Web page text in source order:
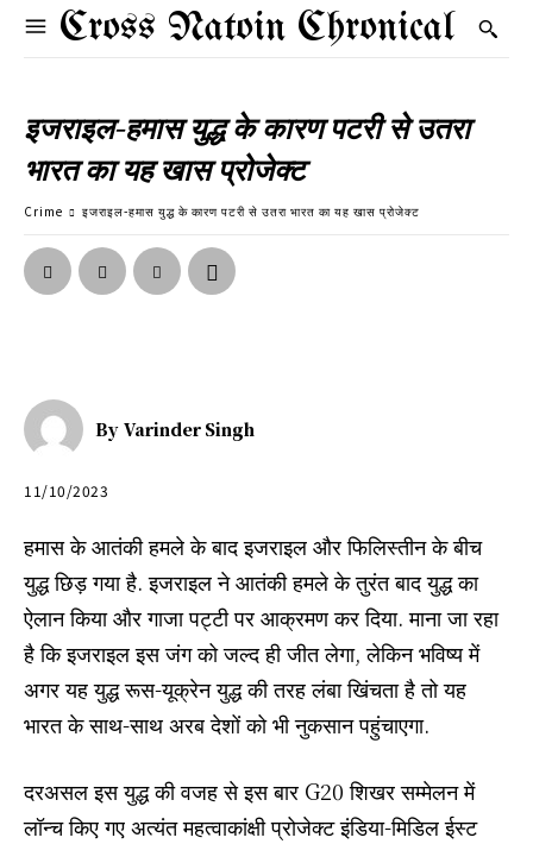
Cross Natoin Chronical
इजराइल-हमास युद्ध के कारण पटरी से उतरा
भारत का यह खास प्रोजेक्ट
Crime इजराइल-हमास युद्ध के कारण पटरी से उतरा भारत का यह खास प्रोजेक्ट
By Varinder Singh
11/10/2023
हमास के आतंकी हमले के बाद इजराइल और फिलिस्तीन के बीच
युद्ध छिड़ गया है. इजराइल ने आतंकी हमले के तुरंत बाद युद्ध का
ऐलान किया और गाजा पट्टी पर आक्रमण कर दिया. माना जा रहा
है कि इजराइल इस जंग को जल्द ही जीत लेगा, लेकिन भविष्य में
अगर यह युद्ध रूस-यूक्रेन युद्ध की तरह लंबा खिंचता है तो यह
भारत के साथ-साथ अरब देशों को भी नुकसान पहुंचाएगा.
दरअसल इस युद्ध की वजह से इस बार G20 शिखर सम्मेलन में
लॉन्च किए गए अत्यंत महत्वाकांक्षी प्रोजेक्‍ट इंडिया-मिडिल ईस्ट